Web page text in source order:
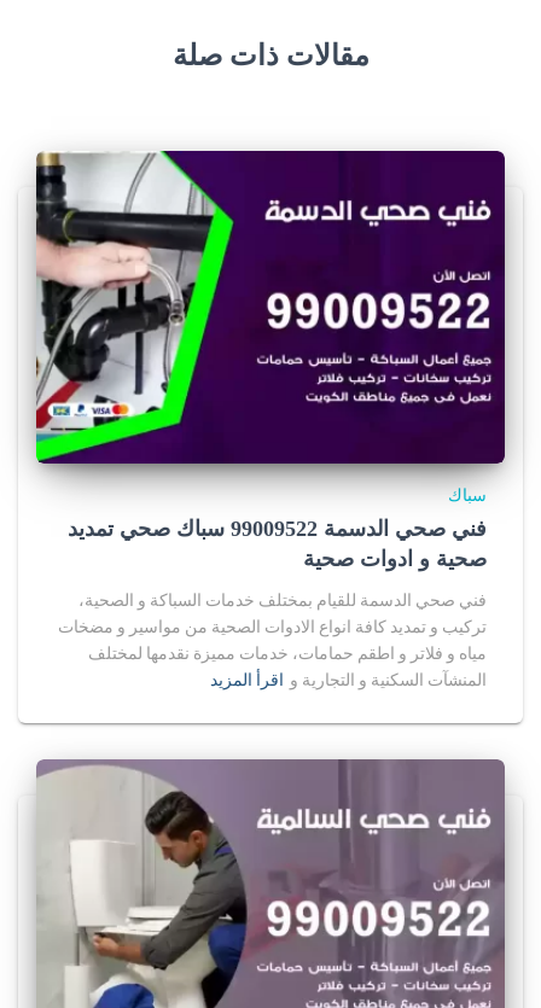
مقالات ذات صلة
سباك
فني صحي الدسمة 99009522 سباك صحي تمديد
صحية و ادوات صحية
فني صحي الدسمة للقيام بمختلف خدمات السباكة و الصحية،
تركيب و تمديد كافة انواع الادوات الصحية من مواسير و مضخات
مياه و فلاتر و اطقم حمامات، خدمات مميزة نقدمها لمختلف
المنشآت السكنية و التجارية و اقرأ المزيد